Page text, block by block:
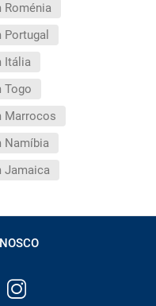
Roménia
Itália
Togo
Marrocos
Namíbia
Jamaica